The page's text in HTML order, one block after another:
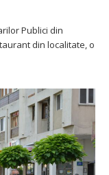
Publici din
din localitate, o